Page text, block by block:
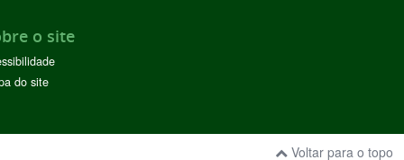
o site
do site
Voltar para o topo